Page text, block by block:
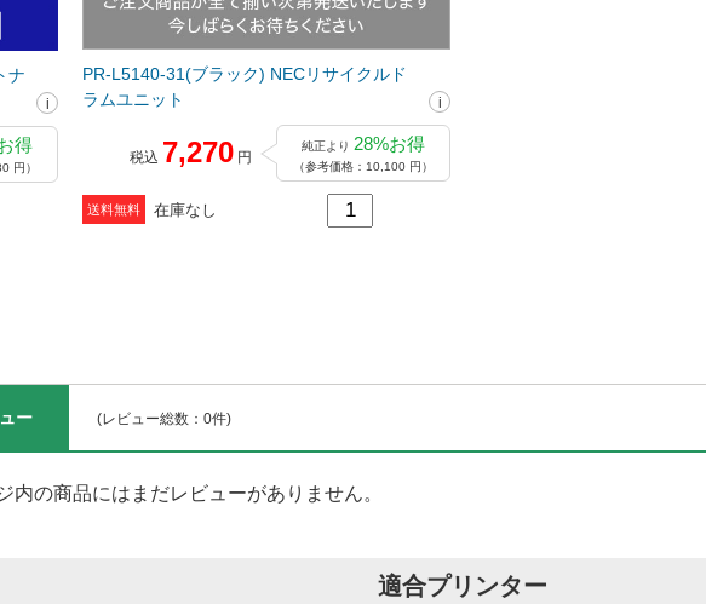
ナ
得
円）
PR-L5140-31(ブラック) NECリサイクルド
ラムユニット
税込 7,270 円
純正より 28%お得
（参考価格：10,100 円）
送料無料 在庫なし
ー (レビュー総数：0件)
内の商品にはまだレビューがありません。
適合プリンター